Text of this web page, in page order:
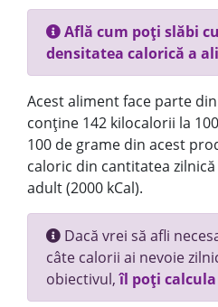
Află cum poți slăbi
densitatea calorică a
Acest aliment face parte
conține 142 kilocalorii la
100 de grame din acest
caloric din cantitatea
adult (2000 kCal).
Dacă vrei să afli
câte calorii ai nevoie
obiectivul,îl poți